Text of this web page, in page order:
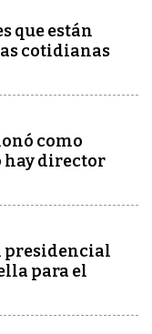
que están
cotidianas
como
hay director
presidencial
para el